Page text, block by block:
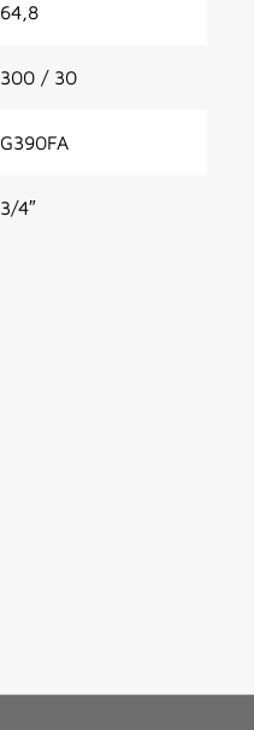
64,8
300 / 30
G390FA
3/4″